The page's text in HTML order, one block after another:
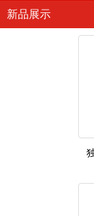
新品展示